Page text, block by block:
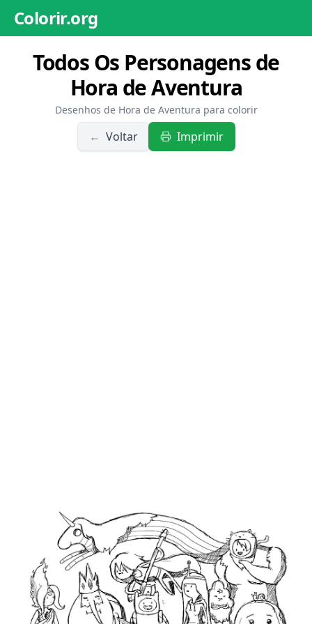
Colorir.org
Todos Os Personagens de
Hora de Aventura
Desenhos de Hora de Aventura para colorir
← Voltar Imprimir